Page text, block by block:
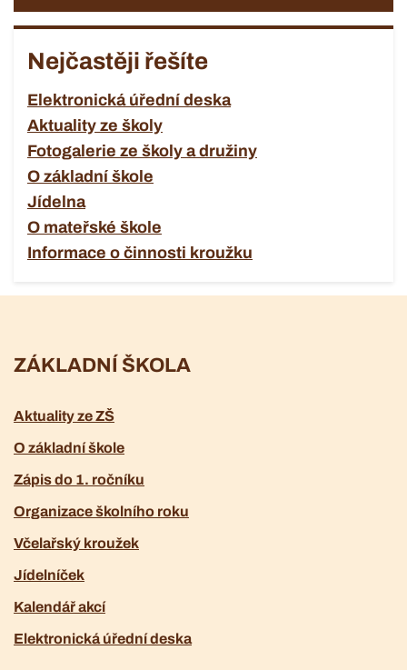
Nejčastěji řešíte
Elektronická úřední deska
Aktuality ze školy
Fotogalerie ze školy a družiny
O základní škole
Jídelna
O mateřské škole
Informace o činnosti kroužku
ZÁKLADNÍ ŠKOLA
Aktuality ze ZŠ
O základní škole
Zápis do 1. ročníku
Organizace školního roku
Včelařský kroužek
Jídelníček
Kalendář akcí
Elektronická úřední deska